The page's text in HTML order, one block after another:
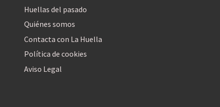
Huellas del pasado
Quiénes somos
Contacta con La Huella
Política de cookies
Aviso Legal